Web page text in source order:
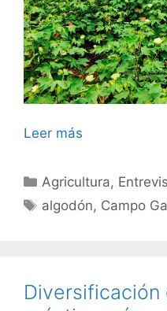
Leer más
Categorías
Agricultura,
Etiquetas
algodón, Campo
Diversificación